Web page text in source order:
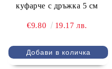
куфарче с дръжка 5 см
€9.80 19.17 лв.